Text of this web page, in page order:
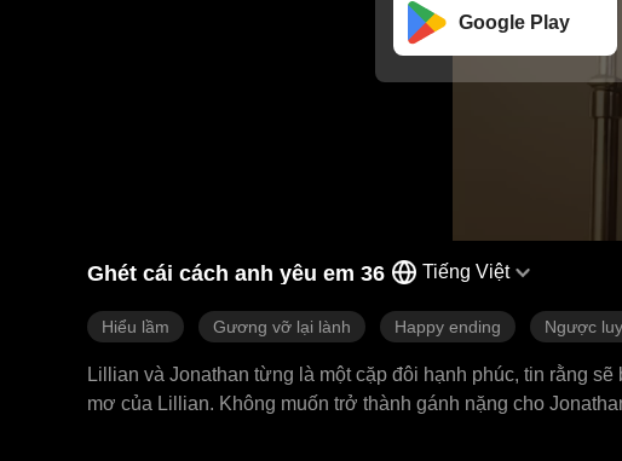
Google Play
Ghét cái cách anh yêu em 36 Tiếng Việt
Hiểu lầm Gương vỡ lại lành Happy ending Ngược
Lillian và Jonathan từng là một cặp đôi hạnh phúc, tin rằng
mơ của Lillian. Không muốn trở thành gánh nặng cho